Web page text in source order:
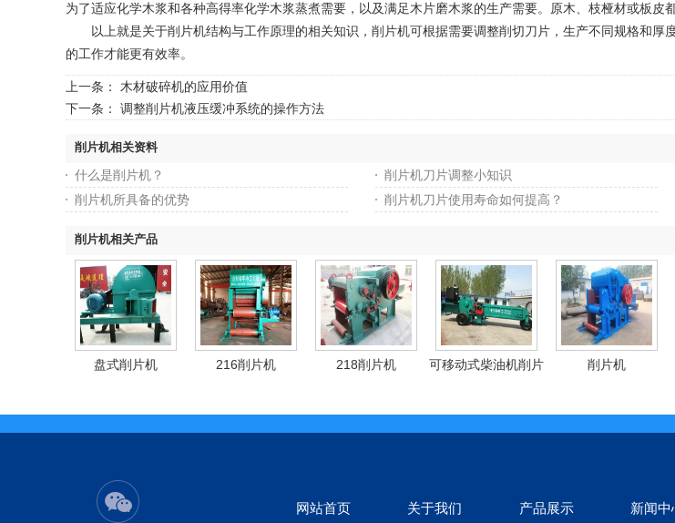
为了适应化学木浆和各种高得率化学木浆蒸煮需要，以及满足木片磨木浆的生产需要。原木、枝桠材或板皮
以上就是关于削片机结构与工作原理的相关知识，削片机可根据需要调整削切刀片，生产不同规格和厚
的工作才能更有效率。
上一条： 木材破碎机的应用价值
下一条： 调整削片机液压缓冲系统的操作方法
削片机相关资料
什么是削片机？ 削片机刀片调整小知识
削片机所具备的优势
削片机刀片使用寿命如何提高？
削片机相关产品
盘式削片机 216削片机 218削片机
可移动式柴油机削片
削片机
网站首页 关于我们 产品展示 新闻中